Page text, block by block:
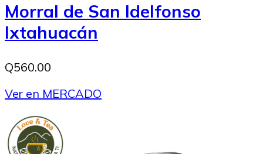
Morral de San Idelfonso
Ixtahuacán
Q560.00
Ver en MERCADO